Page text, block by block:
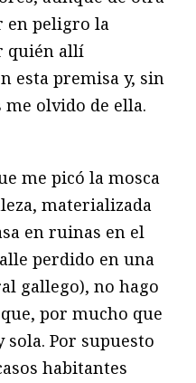
en peligro la
quién allí
esta premisa y, sin
me olvido de ella.
me picó la mosca
materializada
en ruinas en el
perdido en una
gallego), no hago
por mucho que
sola. Por supuesto
habitantes